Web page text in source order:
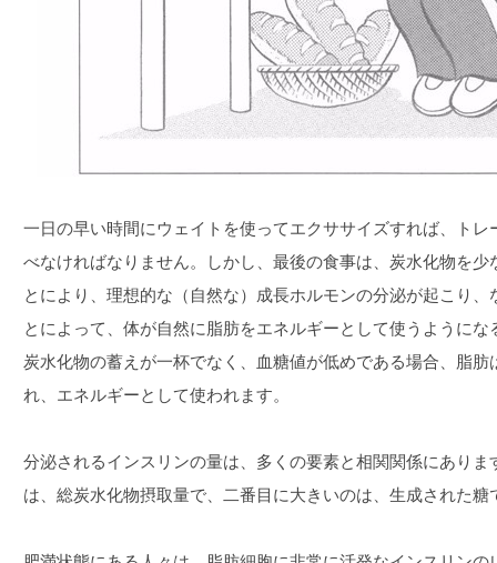
一日の早い時間にウェイトを使ってエクササイズすれば、ト
べなければなりません。しかし、最後の食事は、炭水化物を
とにより、理想的な（自然な）成長ホルモンの分泌が起こり
とによって、体が自然に脂肪をエネルギーとして使うように
炭水化物の蓄えが一杯でなく、血糖値が低めである場合、脂
れ、エネルギーとして使われます。
分泌されるインスリンの量は、多くの要素と相関関係にあり
は、総炭水化物摂取量で、二番目に大きいのは、生成された